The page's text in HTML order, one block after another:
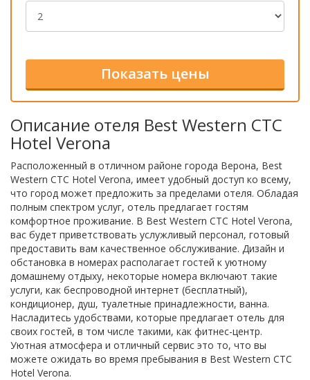
Описание отеля Best Western CTC
Hotel Verona
Расположенный в отличном районе города Верона, Best
Western CTC Hotel Verona, имеет удобный доступ ко всему,
что город может предложить за пределами отеля. Обладая
полным спектром услуг, отель предлагает гостям
комфортное проживание. В Best Western CTC Hotel Verona,
вас будет приветствовать услужливый персонал, готовый
предоставить вам качественное обслуживание. Дизайн и
обстановка в номерах располагает гостей к уютному
домашнему отдыху, некоторые номера включают такие
услуги, как беспроводной интернет (бесплатный),
кондиционер, душ, туалетные принадлежности, ванна.
Насладитесь удобствами, которые предлагает отель для
своих гостей, в том числе такими, как фитнес-центр.
Уютная атмосфера и отличный сервис это то, что вы
можете ожидать во время пребывания в Best Western CTC
Hotel Verona.